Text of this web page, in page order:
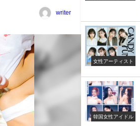
writer
女性アーティスト
韓国女性アイドル